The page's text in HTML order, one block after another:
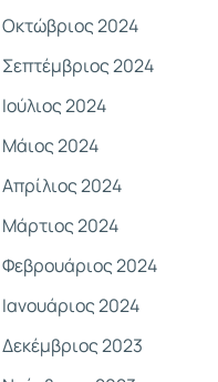
Οκτώβριος 2024
Σεπτέμβριος 2024
Ιούλιος 2024
Μάιος 2024
Απρίλιος 2024
Μάρτιος 2024
Φεβρουάριος 2024
Ιανουάριος 2024
Δεκέμβριος 2023